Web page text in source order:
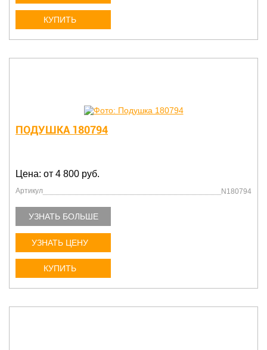
КУПИТЬ
ПОДУШКА 180794
Цена: от 4 800 руб.
Артикул N180794
УЗНАТЬ БОЛЬШЕ
УЗНАТЬ ЦЕНУ
КУПИТЬ